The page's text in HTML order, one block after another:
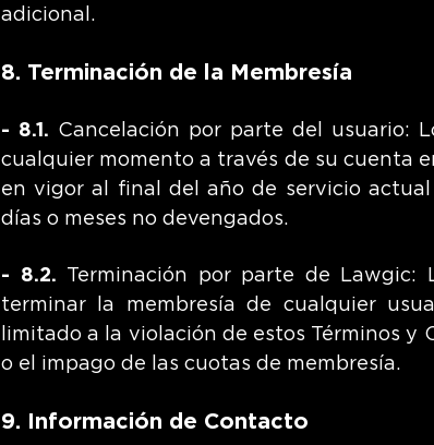
adicional.
8. Terminación de la Membresía
- 8.1. Cancelación por parte del usuario:
cualquier momento a través de su cuenta
en vigor al final del año de servicio
días o meses no devengados.
- 8.2. Terminación por parte de Lawgic:
terminar la membresía de cualquier
limitado a la violación de estos Términos y
o el impago de las cuotas de membresía.
9. Información de Contacto